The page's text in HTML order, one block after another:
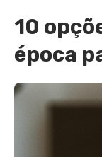
10
época